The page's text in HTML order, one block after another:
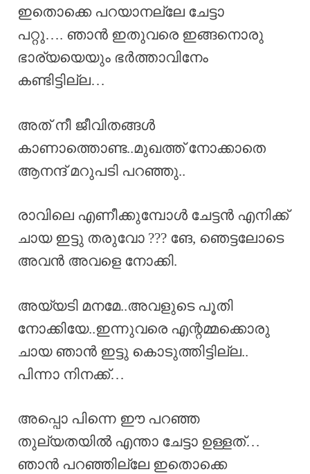
ഇതൊക്കെ പറയാനല്ലേ ചേട്ടാ
പറ്റു…. ഞാൻ ഇതുവരെ ഇങ്ങനൊരു
ഭാര്യയെയും ഭർത്താവിനേം
കണ്ടിട്ടില്ല…
അത് നീ ജീവിതങ്ങൾ
കാണാത്തൊണ്ട..മുഖത്ത് നോക്കാതെ
ആനന്ദ് മറുപടി പറഞ്ഞു..
രാവിലെ എണീക്കുമ്പോൾ ചേട്ടൻ എനിക്ക്
ചായ ഇട്ടു തരുവോ ??? ങേ, ഞെട്ടലോടെ
അവൻ അവളെ നോക്കി.
അയ്യടി മനമേ..അവളുടെ പൂതി
നോക്കിയേ..ഇന്നുവരെ എന്റമ്മക്കൊരു
ചായ ഞാൻ ഇട്ടു കൊടുത്തിട്ടില്ല..
പിന്നാ നിനക്ക്…
അപ്പൊ പിന്നെ ഈ പറഞ്ഞ
തുല്യതയിൽ എന്താ ചേട്ടാ ഉള്ളത്…
ഞാൻ പറഞ്ഞില്ലേ ഇതൊക്കെ